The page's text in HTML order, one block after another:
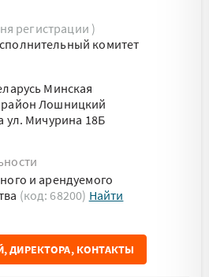
регистрации )
комитет
Минская
район Лошницкий
ул. Мичурина 18Б
и арендуемого
(код: 68200) Найти
ДИРЕКТОРА, КОНТАКТЫ